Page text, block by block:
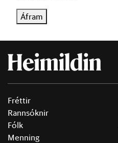
Áfram
Fréttir
Rannsóknir
Fólk
Menning